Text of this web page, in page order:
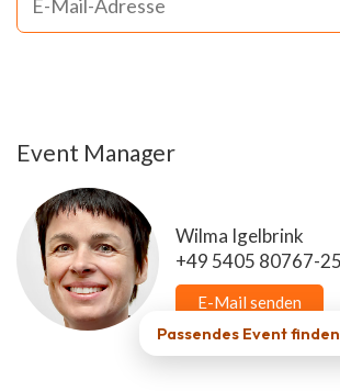
Event Manager
Wilma Igelbrink
+49 5405 80767-25
E-Mail senden
Passendes Event